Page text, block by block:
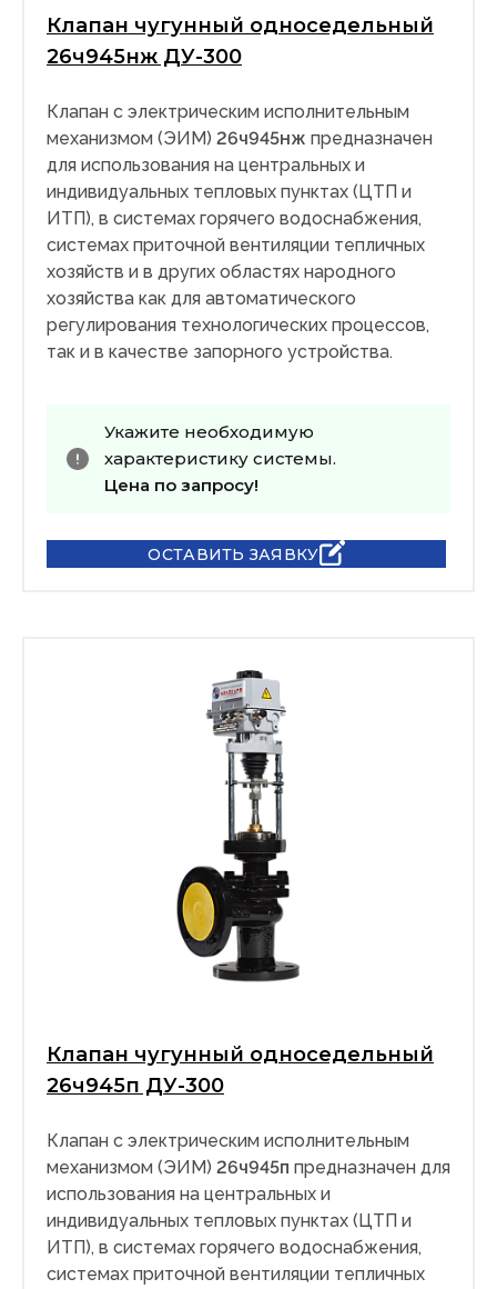
Клапан чугунный односедельный
26ч945нж ДУ-300
Клапан с электрическим исполнительным
механизмом (ЭИМ) 26ч945нж предназначен
для использования на центральных и
индивидуальных тепловых пунктах (ЦТП и
ИТП), в системах горячего водоснабжения,
системах приточной вентиляции тепличных
хозяйств и в других областях народного
хозяйства как для автоматического
регулирования технологических процессов,
так и в качестве запорного устройства.
Укажите необходимую
характеристику системы.
Цена по запросу!
ОСТАВИТЬ ЗАЯВКУ
Клапан чугунный односедельный
26ч945п ДУ-300
Клапан с электрическим исполнительным
механизмом (ЭИМ) 26ч945п предназначен для
использования на центральных и
индивидуальных тепловых пунктах (ЦТП и
ИТП), в системах горячего водоснабжения,
системах приточной вентиляции тепличных